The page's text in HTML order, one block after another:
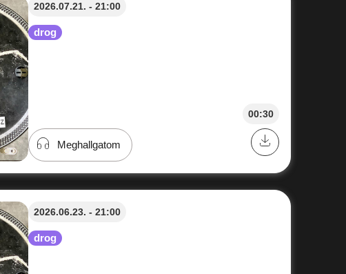
2026.07.21. - 21:00
drog
00:30
Meghallgatom
2026.06.23. - 21:00
drog